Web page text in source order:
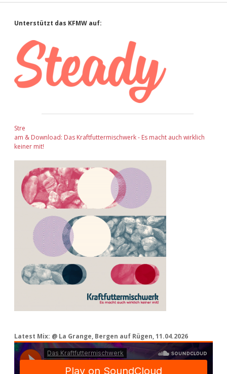
Sidebar
Unterstützt das KFMW auf:
Stre
am & Download: Das Kraftfuttermischwerk - Es macht auch wirklich
keiner mit!
Latest Mix: @ La Grange, Bergen auf Rügen, 11.04.2026